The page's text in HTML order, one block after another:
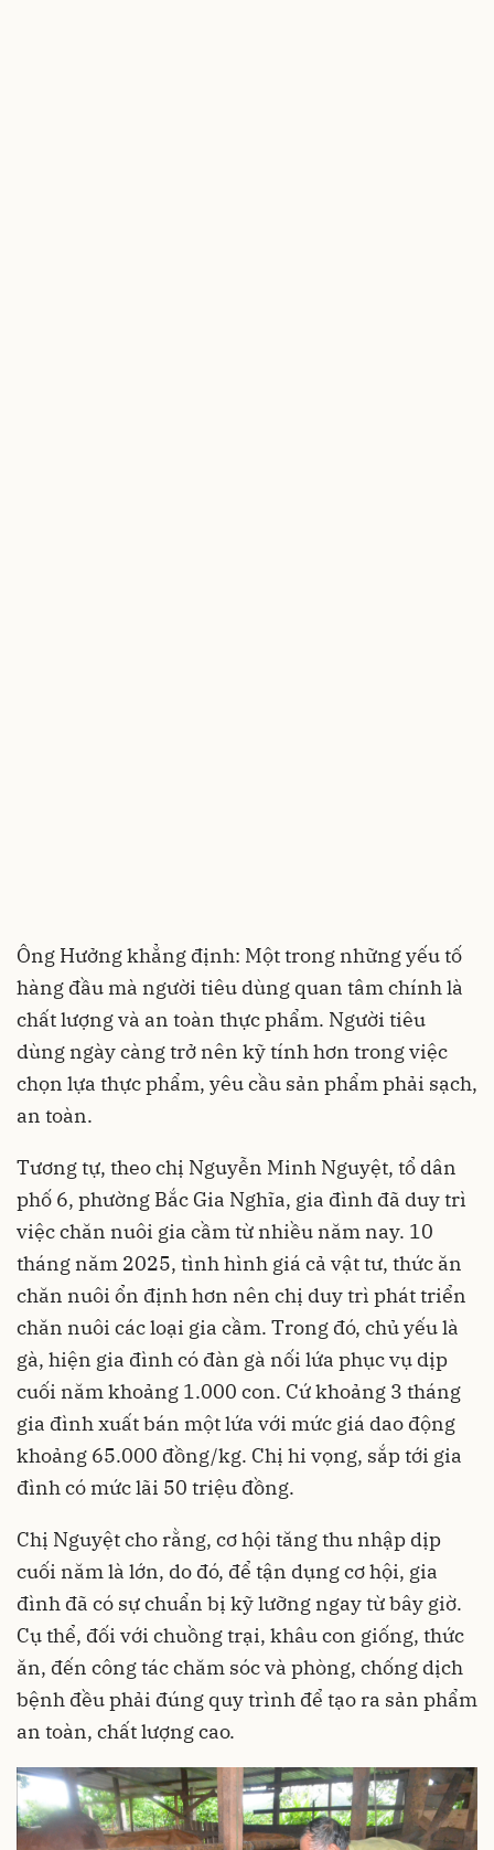
Ông Hưởng khẳng định: Một trong những yếu tố
hàng đầu mà người tiêu dùng quan tâm chính là
chất lượng và an toàn thực phẩm. Người tiêu
dùng ngày càng trở nên kỹ tính hơn trong việc
chọn lựa thực phẩm, yêu cầu sản phẩm phải sạch,
an toàn.
Tương tự, theo chị Nguyễn Minh Nguyệt, tổ dân
phố 6, phường Bắc Gia Nghĩa, gia đình đã duy trì
việc chăn nuôi gia cầm từ nhiều năm nay. 10
tháng năm 2025, tình hình giá cả vật tư, thức ăn
chăn nuôi ổn định hơn nên chị duy trì phát triển
chăn nuôi các loại gia cầm. Trong đó, chủ yếu là
gà, hiện gia đình có đàn gà nối lứa phục vụ dịp
cuối năm khoảng 1.000 con. Cứ khoảng 3 tháng
gia đình xuất bán một lứa với mức giá dao động
khoảng 65.000 đồng/kg. Chị hi vọng, sắp tới gia
đình có mức lãi 50 triệu đồng.
Chị Nguyệt cho rằng, cơ hội tăng thu nhập dịp
cuối năm là lớn, do đó, để tận dụng cơ hội, gia
đình đã có sự chuẩn bị kỹ lưỡng ngay từ bây giờ.
Cụ thể, đối với chuồng trại, khâu con giống, thức
ăn, đến công tác chăm sóc và phòng, chống dịch
bệnh đều phải đúng quy trình để tạo ra sản phẩm
an toàn, chất lượng cao.